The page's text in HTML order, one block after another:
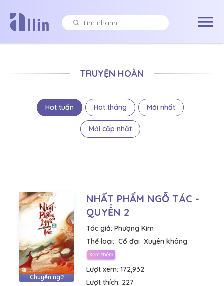
TRUYỆN HOÀN
Hot tuần Hot tháng Mới nhất
Mới cập nhật
Chuyển ngữ
NHẤT PHẨM NGỖ TÁC -
QUYỂN 2
Tác giả: Phượng Kim
Thể loại: Cổ đại Xuyên không
Lượt xem: 172,932
Lượt thích: 227